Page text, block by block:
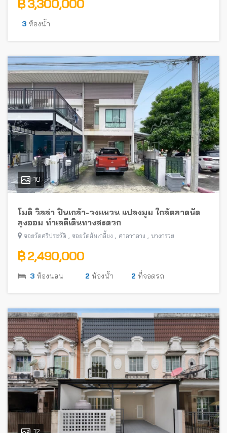
฿ 3,300,000
3 ห้องน้ำ
10
โมดิ วิลล่า ปิ่นเกล้า-วงแหวน แปลงมุม ใกล้ตลาดนัด
ลุงออม ทำเลดีเดินทางสะดวก
ซอยวัดศรีประวัติ ซอยวัดส้มเกลี้ยง ศาลากลาง บางกรวย
฿ 2,490,000
3 ห้องนอน 2 ห้องน้ำ 2 ที่จอดรถ